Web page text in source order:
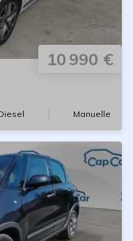
10 990 €
Manuelle